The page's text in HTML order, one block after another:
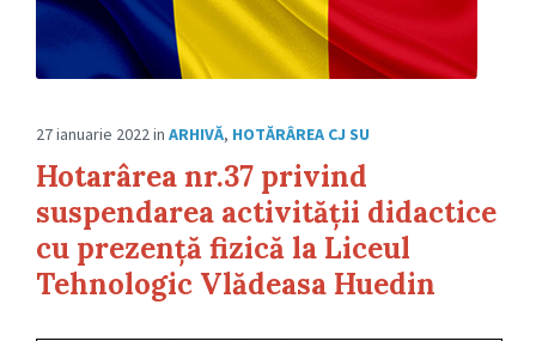
27 ianuarie 2022in ARHIVĂ, HOTĂRÂREA CJ SU
Hotarârea nr.37 privind
suspendarea activității didactice
cu prezență fizică la Liceul
Tehnologic Vlădeasa Huedin